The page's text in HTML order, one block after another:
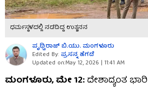
ಧರ್ಮಸ್ಥಳದಲ್ಲಿ ನಡೆದಿದ್ದ ಉತ್ಖನನ
ಪೃಥ್ವಿರಾಜ್​ ಬಿ.ಯು. ಮಂಗಳೂರು
Edited By: ಪ್ರಸನ್ನ ಹೆಗಡೆ
Updated on:May 12, 2026 | 11:41 AM
ಮಂಗಳೂರು, ಮೇ 12:ದೇಶಾದ್ಯಂತ